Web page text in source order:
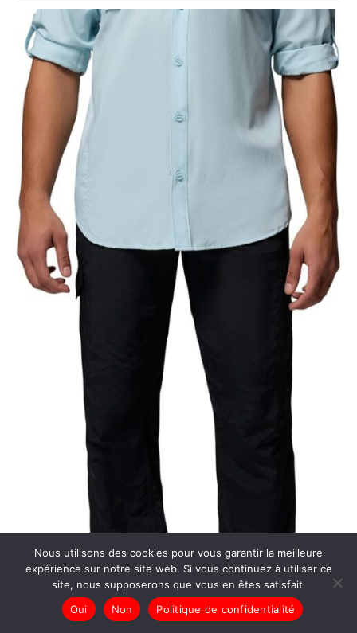
Nous utilisons des cookies pour vous garantir la meilleure
expérience sur notre site web. Si vous continuez à utiliser ce
site, nous supposerons que vous en êtes satisfait.
Oui
Non Politique de confidentialité